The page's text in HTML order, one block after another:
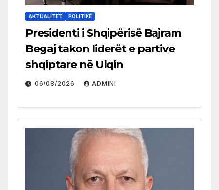
AKTUALITET POLITIKË
Presidenti i Shqipërisë Bajram
Begaj takon liderët e partive
shqiptare në Ulqin
06/08/2026 ADMINI